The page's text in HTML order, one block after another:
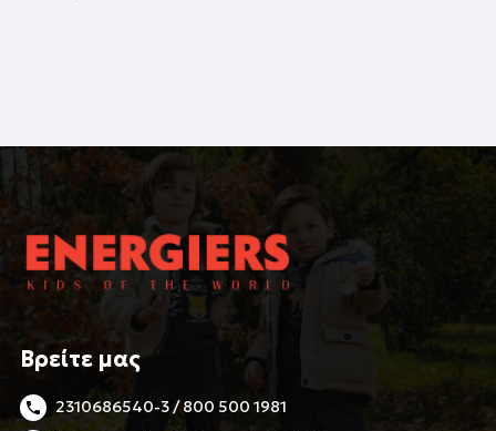
Βρείτε μας
2310686540-3 / 800 500 1981